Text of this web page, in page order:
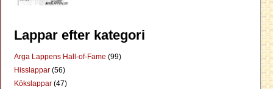
Lappar efter kategori
Arga Lappens Hall-of-Fame (99)
Hisslappar (56)
Kökslappar (47)